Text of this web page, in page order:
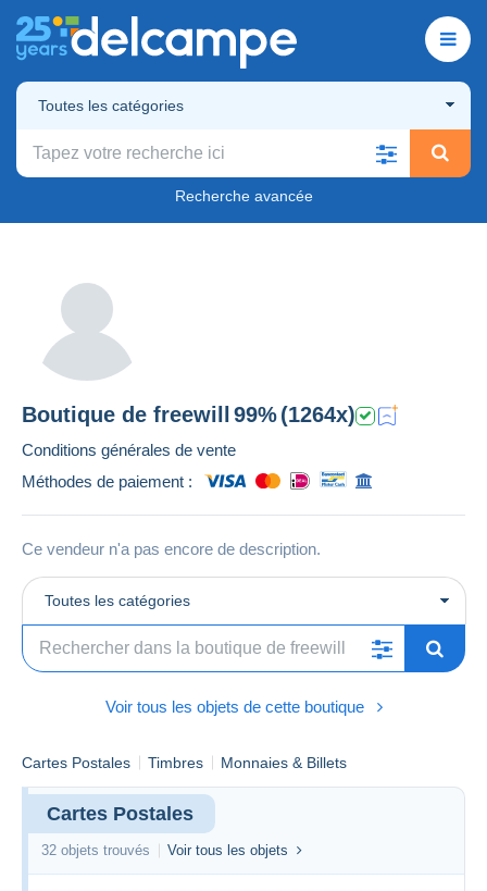
Toutes les catégories
Recherche avancée
Boutique de freewill 99%(1264x)
Conditions générales de vente
Méthodes de paiement :
Ce vendeur n'a pas encore de description.
Toutes les catégories
Voir tous les objets de cette boutique
Cartes Postales Timbres Monnaies & Billets
Cartes Postales
32 objets trouvés Voir tous les objets